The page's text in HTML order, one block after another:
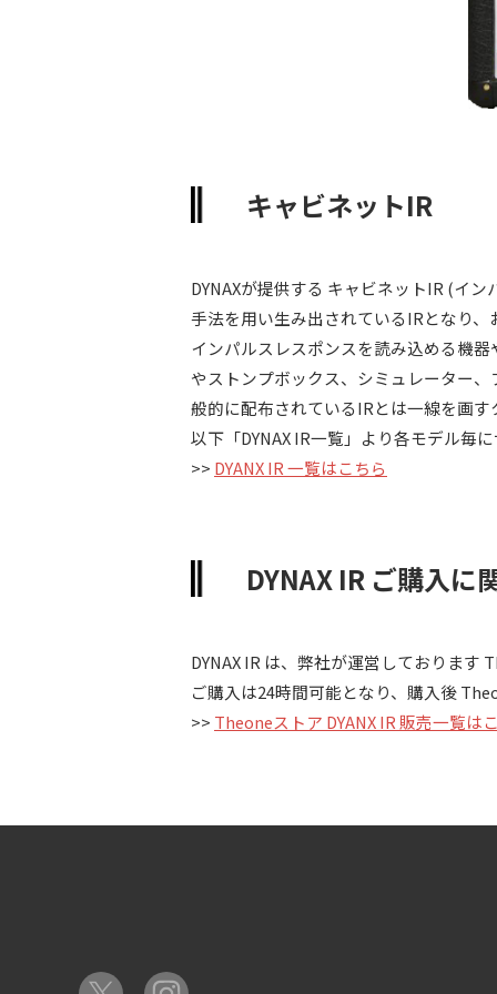
キャビネットIR
DYNAXが提供する キャビネットIR (イ
手法を用い生み出されているIRとなり
インパルスレスポンスを読み込める機
やストンプボックス、シミュレーター
般的に配布されているIRとは一線を画
以下「DYNAX IR一覧」より各モデル毎
>> DYANX IR 一覧はこちら
DYNAX IR ご購入に
DYNAX IR は、弊社が運営しておりま
ご購入は24時間可能となり、購入後
>> Theoneストア DYANX IR 販売一覧は